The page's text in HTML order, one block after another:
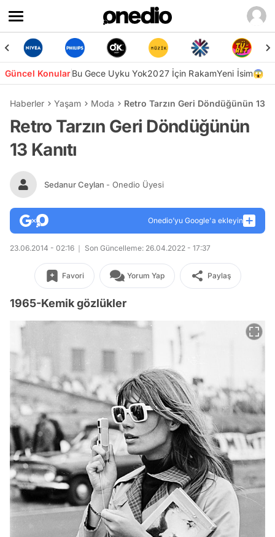
Güncel KonularBu Gece Uyku Yok2027 İçin RakamYeni İsim😱
Haberler Yaşam Moda Retro Tarzın Geri Döndüğünün 13
Retro Tarzın Geri Döndüğünün
13 Kanıtı
Sedanur Ceylan - Onedio Üyesi
Onedio’yu Google'a ekleyin
23.06.2014 - 02:16 Son Güncelleme: 26.04.2022 - 17:37
Favori Yorum Yap Paylaş
1965-Kemik gözlükler